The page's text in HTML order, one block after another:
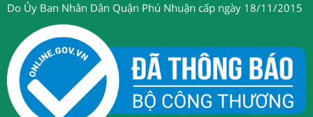
Do Ủy Ban Nhân Dân Quận Phú Nhuận cấp ngày 18/11/2015